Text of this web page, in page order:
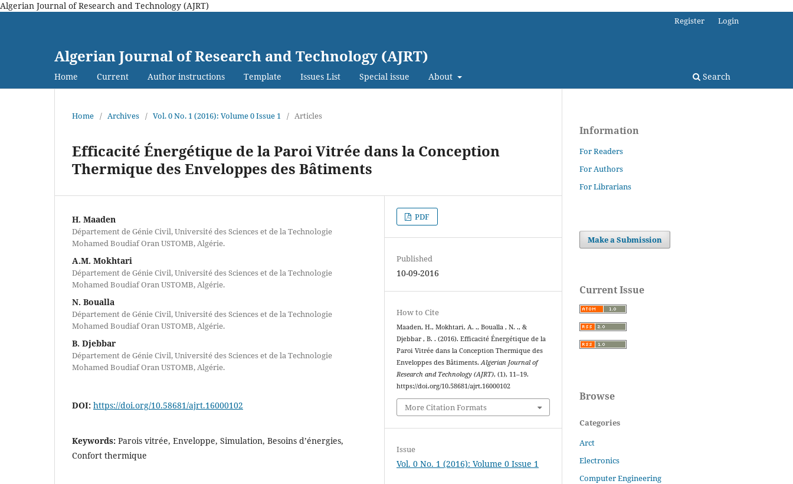
Algerian Journal of Research and Technology (AJRT)
Algerian Journal of Research and Technology (AJRT)
Home Current Author instructions Template Issues List Special issue About Search
Register Login
Home / Archives / Vol. 0 No. 1 (2016): Volume 0 Issue 1 / Articles
Efficacité Énergétique de la Paroi Vitrée dans la Conception
Thermique des Enveloppes des Bâtiments
H. Maaden
Département de Génie Civil, Université des Sciences et de la Technologie
Mohamed Boudiaf Oran USTOMB, Algérie.
A.M. Mokhtari
Département de Génie Civil, Université des Sciences et de la Technologie
Mohamed Boudiaf Oran USTOMB, Algérie.
N. Boualla
Département de Génie Civil, Université des Sciences et de la Technologie
Mohamed Boudiaf Oran USTOMB, Algérie.
B. Djebbar
Département de Génie Civil, Université des Sciences et de la Technologie
Mohamed Boudiaf Oran USTOMB, Algérie.
DOI: https://doi.org/10.58681/ajrt.16000102
Keywords: Parois vitrée, Enveloppe, Simulation, Besoins d’énergies,
Confort thermique
PDF
Published
10-09-2016
How to Cite
Maaden, H., Mokhtari, A. ., Boualla , N. ., &
Djebbar , B. . (2016). Efficacité Énergétique de la
Paroi Vitrée dans la Conception Thermique des
Enveloppes des Bâtiments.Algerian Journal of
Research and Technology (AJRT), (1), 11–19.
https://doi.org/10.58681/ajrt.16000102
More Citation Formats
Issue
Vol. 0 No. 1 (2016): Volume 0 Issue 1
Information
For Readers
For Authors
For Librarians
Make a Submission
Current Issue
Browse
Categories
Arct
Electronics
Computer Engineering